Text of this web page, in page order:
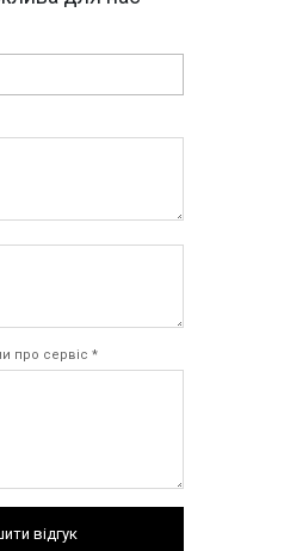
про сервіс *
відгук